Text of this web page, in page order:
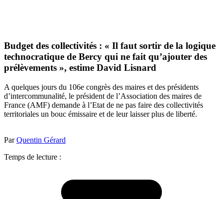
Budget des collectivités : « Il faut sortir de la logique
technocratique de Bercy qui ne fait qu’ajouter des
prélèvements », estime David Lisnard
A quelques jours du 106e congrès des maires et des présidents
d’intercommunalité, le président de l’Association des maires de
France (AMF) demande à l’Etat de ne pas faire des collectivités
territoriales un bouc émissaire et de leur laisser plus de liberté.
ParQuentin Gérard
Temps de lecture :